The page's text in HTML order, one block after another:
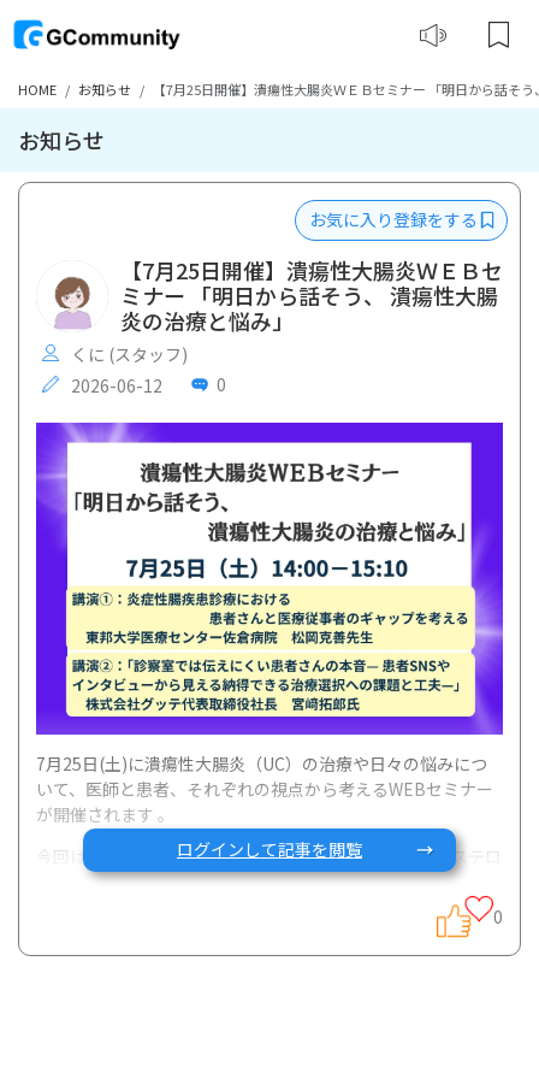
HOME お知らせ 【7月25日開催】潰瘍性大腸炎ＷＥＢセミナー 「明日から話そ
お知らせ
お気に入り登録をする
【7月25日開催】潰瘍性大腸炎ＷＥＢセ
ミナー 「明日から話そう、 潰瘍性大腸
炎の治療と悩み」
くに (スタッフ)
2026-06-12
0
7月25日(土)に潰瘍性大腸炎（UC）の治療や日々の悩みにつ
いて、医師と患者、それぞれの視点から考えるWEBセミナー
が開催されます 。
今回は Gコミュニティでもたびたび相談が寄せられる、ステロ
イド、生物学的製剤やJAK阻害薬などのアドバンスドセラピ
ーに関して、医師とのコミュニケーションや治療方針の決め
ログインして記事を閲覧
0